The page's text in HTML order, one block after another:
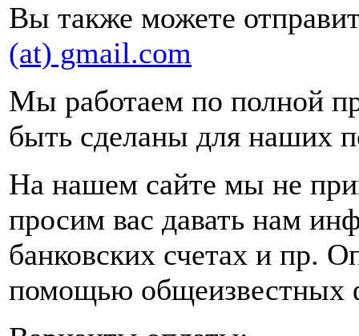
Вы также можете
(at) gmail.com
Мы работаем по полной
быть сделаны для наших
На нашем сайте мы не
просим вас давать нам
банковских счетах и пр.
помощью общеизвестных